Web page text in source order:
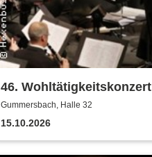
46. Wohltätigkeitskonzert
Musikkorps der
Gummersbach, Halle 32
15.10.2026